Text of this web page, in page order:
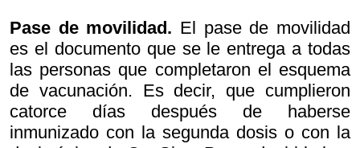
Pase de movilidad. El pase de movilidad
es el documento que se le entrega a todas
las personas que completaron el esquema
de vacunación. Es decir, que cumplieron
catorce días después de haberse
inmunizado con la segunda dosis o con la